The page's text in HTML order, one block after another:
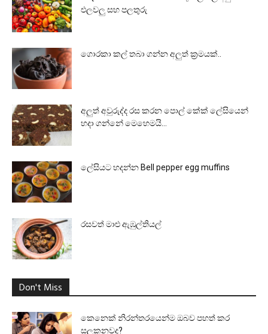
එලවලු සහ පලතුරු
ගොරකා කල් තබා ගන්න අලුත් ක්‍රමයක්..
අලුත් අවුරුද්ද රස කරන පොල් කේක් ලේසියෙන්
හදා ගන්නේ මෙහෙමයි…
ලේසියට හදන්න Bell pepper egg muffins
රසවත් මාළු ඇඹුල්තියල්
Don't Miss
කෙනෙක් නිරන්තරයෙන්ම ඔබව පහත් කර
සලකනවද?